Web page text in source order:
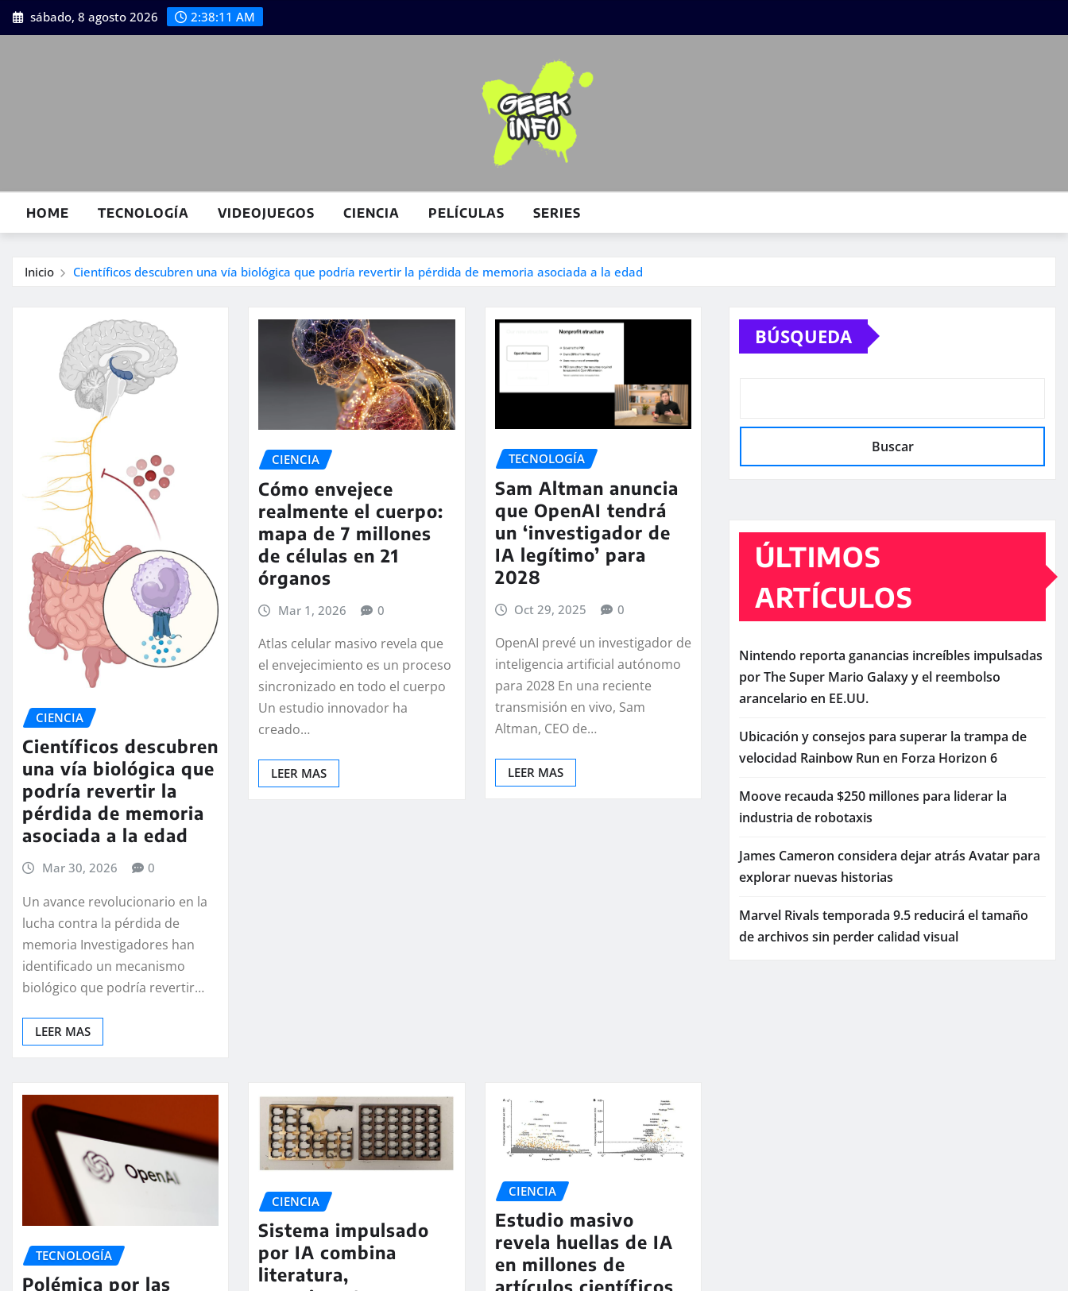
Saltar
al
sábado, 8 agosto 2026 2:38:11 AM
HOME TECNOLOGÍA VIDEOJUEGOS CIENCIA PELÍCULAS SERIES
Inicio Científicos descubren una vía biológica que podría revertir la pérdida de memoria asociada a la edad
CIENCIA
Científicos descubren
una vía biológica que
podría revertir la
pérdida de memoria
asociada a la edad
Mar 30, 2026 0
Un avance revolucionario en la
lucha contra la pérdida de
memoria Investigadores han
identificado un mecanismo
biológico que podría revertir…
LEER MAS
CIENCIA
Cómo envejece
realmente el cuerpo:
mapa de 7 millones
de células en 21
órganos
Mar 1, 2026 0
Atlas celular masivo revela que
el envejecimiento es un proceso
sincronizado en todo el cuerpo
Un estudio innovador ha
creado…
LEER MAS
TECNOLOGÍA
Sam Altman anuncia
que OpenAI tendrá
un ‘investigador de
IA legítimo’ para
2028
Oct 29, 2025 0
OpenAI prevé un investigador de
inteligencia artificial autónomo
para 2028 En una reciente
transmisión en vivo, Sam
Altman, CEO de…
LEER MAS
TECNOLOGÍA
Polémica por las
CIENCIA
Sistema impulsado
por IA combina
literatura,
CIENCIA
Estudio masivo
revela huellas de IA
en millones de
BÚSQUEDA
Buscar
ÚLTIMOS
ARTÍCULOS
Nintendo reporta ganancias increíbles impulsadas
por The Super Mario Galaxy y el reembolso
arancelario en EE.UU.
Ubicación y consejos para superar la trampa de
velocidad Rainbow Run en Forza Horizon 6
Moove recauda $250 millones para liderar la
industria de robotaxis
James Cameron considera dejar atrás Avatar para
explorar nuevas historias
Marvel Rivals temporada 9.5 reducirá el tamaño
de archivos sin perder calidad visual